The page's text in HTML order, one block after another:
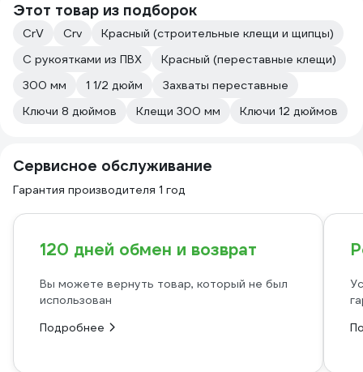
Этот товар из подборок
CrV Crv
Красный (строительные клещи и щипцы)
С рукоятками из ПВХ
Красный (переставные клещи)
300 мм
1 1/2 дюйм
Захваты переставные
Ключи 8 дюймов
Клещи 300 мм Ключи 12 дюймов
Сервисное обслуживание
Гарантия производителя 1 год
120 дней обмен и возврат
Вы можете вернуть товар, который не был
использован
Подробнее